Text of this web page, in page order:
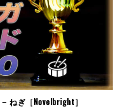
ねぎ［Novelbright］